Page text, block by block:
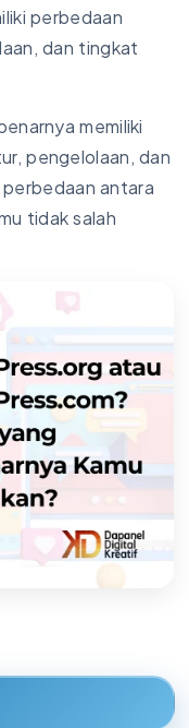
perbedaan
dan tingkat
memiliki
pengelolaan, dan
antara
tidak salah